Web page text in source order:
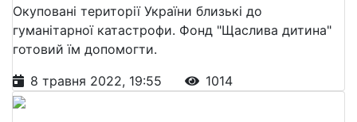
Окуповані території України близькі до
гуманітарної катастрофи. Фонд "Щаслива дитина"
готовий їм допомогти.
8 травня 2022, 19:55
1014